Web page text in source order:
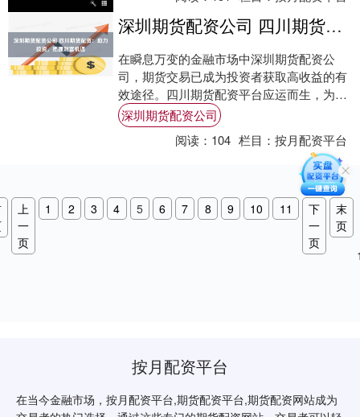
深圳期货配资公司 四川期货配资：助力投资，把握财富机遇
在瞬息万变的金融市场中深圳期货配资公
司，期货交易已成为投资者获取高收益的有
效途径。四川期货配资平台应运而生，为投
资者提供了杠杆资金，助力其放大收益空
间。 * *....
深圳期货配资公司
阅读： 104 栏目：按月配资平台
上
一
页
1 2 3 4 5 6 7 8 9 10 11
下
一
页
末
页
按月配资平台
在当今金融市场，按月配资平台,期货配资平台,期货配资网站成为